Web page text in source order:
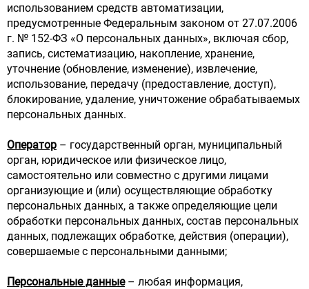
использованием средств автоматизации,
предусмотренные Федеральным законом от 27.07.2006
г. № 152-ФЗ «О персональных данных», включая сбор,
запись, систематизацию, накопление, хранение,
уточнение (обновление, изменение), извлечение,
использование, передачу (предоставление, доступ),
блокирование, удаление, уничтожение обрабатываемых
персональных данных.
Оператор – государственный орган, муниципальный
орган, юридическое или физическое лицо,
самостоятельно или совместно с другими лицами
организующие и (или) осуществляющие обработку
персональных данных, а также определяющие цели
обработки персональных данных, состав персональных
данных, подлежащих обработке, действия (операции),
совершаемые с персональными данными;
Персональные данные – любая информация,